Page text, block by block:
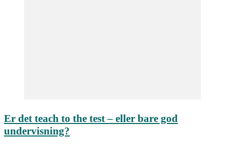
Er det teach to the test – eller bare god
undervisning?